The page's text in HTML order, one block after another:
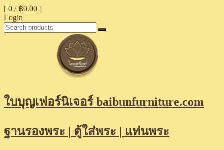
[ 0 / ฿0.00 ]
Login
ใบบุญเฟอร์นิเจอร์ baibunfurniture.com
ฐานรองพระ | ตู้ใส่พระ | แท่นพระ